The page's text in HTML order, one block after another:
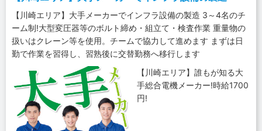
【川崎エリア】大手メーカーでインフラ設備の製造 3～4名のチ
ーム制!大型変圧器等のボルト締め・組立て・検査作業 重量物の
扱いはクレーン等を使用。チームで協力して進めます まずは日
勤で作業を習得し、習熟後に交替勤務へ移行します
【川崎エリア】誰もが知る大
手総合電機メーカー!時給1700
円!